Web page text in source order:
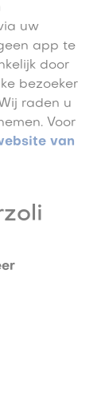
uw
app te
door
bezoeker
raden u
Voor
van